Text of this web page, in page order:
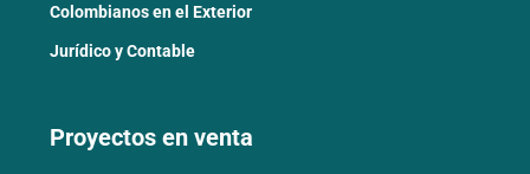
Colombianos en el Exterior
Jurídico y Contable
Proyectos en venta